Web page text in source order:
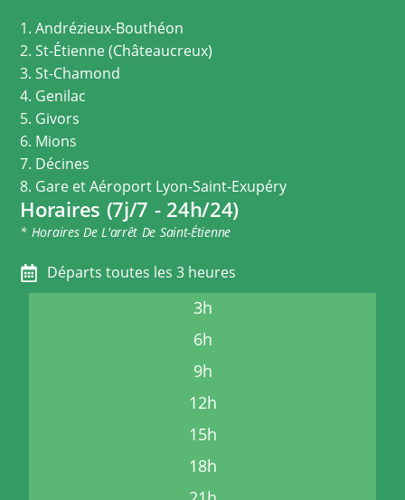
1. Andrézieux-Bouthéon
2. St-Étienne (Châteaucreux)
3. St-Chamond
4. Genilac
5. Givors
6. Mions
7. Décines
8. Gare et Aéroport Lyon-Saint-Exupéry
Horaires (7j/7 - 24h/24)
* Horaires De L'arrêt De Saint-Étienne
Départs toutes les 3 heures
3h
6h
9h
12h
15h
18h